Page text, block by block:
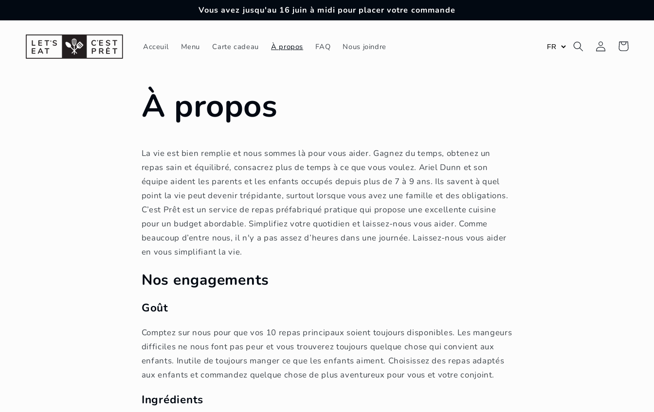
au
Vous avez jusqu'au 16 juin à midi pour placer votre commande
Acceuil Menu Carte cadeau À propos FAQ Nous joindre Connexion Panier
À propos
La vie est bien remplie et nous sommes là pour vous aider. Gagnez du temps, obtenez un
repas sain et équilibré, consacrez plus de temps à ce que vous voulez. Ariel Dunn et son
équipe aident les parents et les enfants occupés depuis plus de 7 à 9 ans. Ils savent à quel
point la vie peut devenir trépidante, surtout lorsque vous avez une famille et des obligations.
C’est Prêt est un service de repas préfabriqué pratique qui propose une excellente cuisine
pour un budget abordable. Simplifiez votre quotidien et laissez-nous vous aider. Comme
beaucoup d’entre nous, il n'y a pas assez d’heures dans une journée. Laissez-nous vous aider
en vous simplifiant la vie.
Nos engagements
Goût
Comptez sur nous pour que vos 10 repas principaux soient toujours disponibles. Les mangeurs
difficiles ne nous font pas peur et vous trouverez toujours quelque chose qui convient aux
enfants. Inutile de toujours manger ce que les enfants aiment. Choisissez des repas adaptés
aux enfants et commandez quelque chose de plus aventureux pour vous et votre conjoint.
Ingrédients